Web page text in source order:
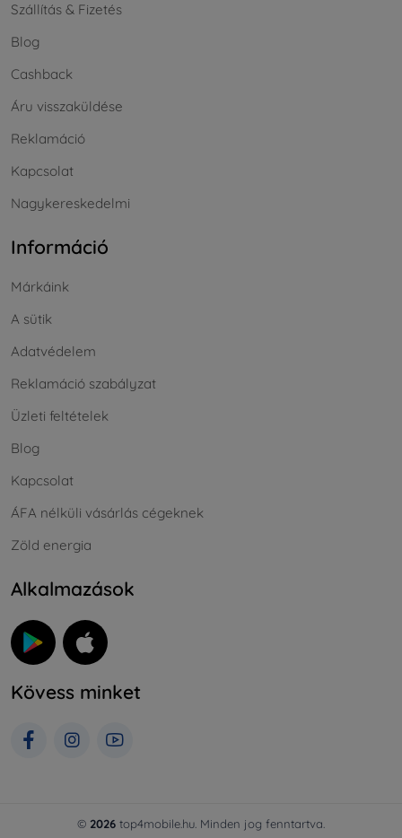
Szállítás & Fizetés
Blog
Cashback
Áru visszaküldése
Reklamáció
Kapcsolat
Nagykereskedelmi
Információ
Márkáink
A sütik
Adatvédelem
Reklamáció szabályzat
Üzleti feltételek
Blog
Kapcsolat
ÁFA nélküli vásárlás cégeknek
Zöld energia
Alkalmazások
Kövess minket
© 2026 top4mobile.hu. Minden jog fenntartva.